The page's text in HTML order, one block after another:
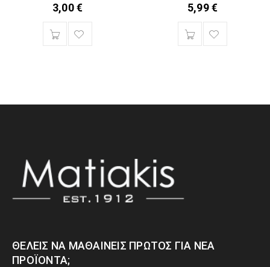
3,00€ 5,99€
ΘΈΛΕΙΣ ΝΑ ΜΑΘΑΊΝΕΙΣ ΠΡΏΤΟΣ ΓΙΑ ΝΈΑ
ΠΡΟΪΌΝΤΑ;